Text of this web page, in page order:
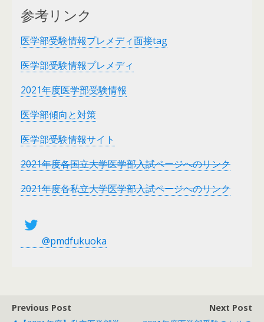
参考リンク
医学部受験情報プレメディ面接tag
医学部受験情報プレメディ
2021年度医学部受験情報
医学部傾向と対策
医学部受験情報サイト
2021年度各国立大学医学部入試ページへのリンク
2021年度各私立大学医学部入試ページへのリンク
@pmdfukuoka
Previous Post
Next Post